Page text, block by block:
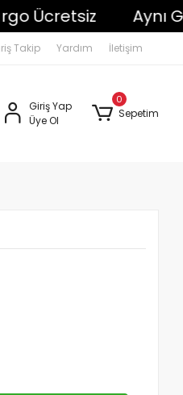
Aynı Gün
Takip Yardım İletişim
Giriş Yap
Üye Ol
0
Sepetim